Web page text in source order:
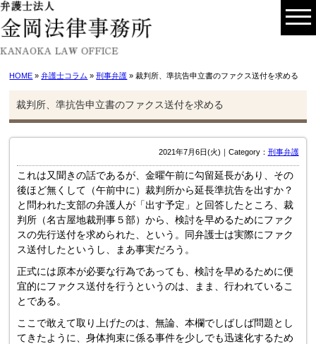
HOME »弁護士コラム »刑事弁護 » 裁判所、準抗告申立書のファクス送付を求める
裁判所、準抗告申立書のファクス送付を求める
2021年7月6日(火)｜Category： 刑事弁護
これは又聞きの話であるが、金曜午前に勾留延長があり、その
後ほど無くして（午前中に）裁判所から延長準抗告を出すか？
と問われた支部の弁護人が「出す予定」と回答したところ、裁
判所（名古屋地裁刑事５部）から、検討を早めるためにファク
スの先行送付を求められた、という。同弁護士は実際にファク
ス送付したというし、まあ事実だろう。
正式には原本が必要な行為であっても、検討を早めるために便
宜的にファクス送付を行うというのは、まま、行われているこ
とである。
ここで敢えて取り上げたのは、無論、本欄でしばしば問題とし
てきたように、身体拘束に係る事件を少しでも迅速化するため